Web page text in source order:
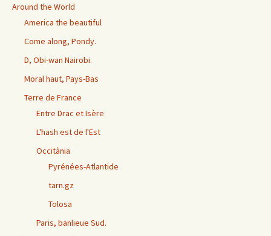
Around the World
America the beautiful
Come along, Pondy.
D, Obi-wan Nairobi.
Moral haut, Pays-Bas
Terre de France
Entre Drac et Isère
L'hash est de l'Est
Occitània
Pyrénées-Atlantide
tarn.gz
Tolosa
Paris, banlieue Sud.